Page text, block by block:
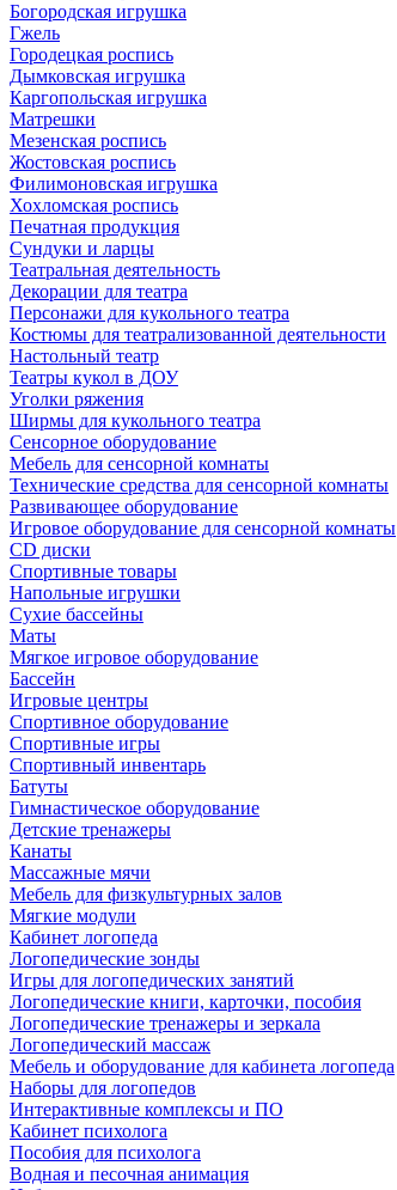
Богородская игрушка
Гжель
Городецкая роспись
Дымковская игрушка
Каргопольская игрушка
Матрешки
Мезенская роспись
Жостовская роспись
Филимоновская игрушка
Хохломская роспись
Печатная продукция
Сундуки и ларцы
Театральная деятельность
Декорации для театра
Персонажи для кукольного театра
Костюмы для театрализованной деятельности
Настольный театр
Театры кукол в ДОУ
Уголки ряжения
Ширмы для кукольного театра
Сенсорное оборудование
Мебель для сенсорной комнаты
Технические средства для сенсорной комнаты
Развивающее оборудование
Игровое оборудование для сенсорной комнаты
CD диски
Спортивные товары
Напольные игрушки
Сухие бассейны
Маты
Мягкое игровое оборудование
Бассейн
Игровые центры
Спортивное оборудование
Спортивные игры
Спортивный инвентарь
Батуты
Гимнастическое оборудование
Детские тренажеры
Канаты
Массажные мячи
Мебель для физкультурных залов
Мягкие модули
Кабинет логопеда
Логопедические зонды
Игры для логопедических занятий
Логопедические книги, карточки, пособия
Логопедические тренажеры и зеркала
Логопедический массаж
Мебель и оборудование для кабинета логопеда
Наборы для логопедов
Интерактивные комплексы и ПО
Кабинет психолога
Пособия для психолога
Водная и песочная анимация